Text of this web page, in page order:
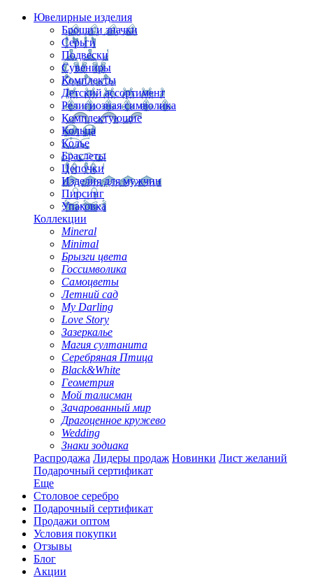
Ювелирные изделия
Броши и значки
Серьги
Подвески
Сувениры
Комплекты
Детский ассортимент
Религиозная символика
Комплектующие
Кольца
Колье
Браслеты
Цепочки
Изделия для мужчин
Пирсинг
Упаковка
Коллекции
Mineral
Minimal
Брызги цвета
Госсимволика
Самоцветы
Летний сад
My Darling
Love Story
Зазеркалье
Магия султанита
Серебряная Птица
Black&White
Геометрия
Мой талисман
Зачарованный мир
Драгоценное кружево
Wedding
Знаки зодиака
Распродажа Лидеры продаж Новинки Лист желаний
Подарочный сертификат
Еще
Столовое серебро
Подарочный сертификат
Продажи оптом
Условия покупки
Отзывы
Блог
Акции